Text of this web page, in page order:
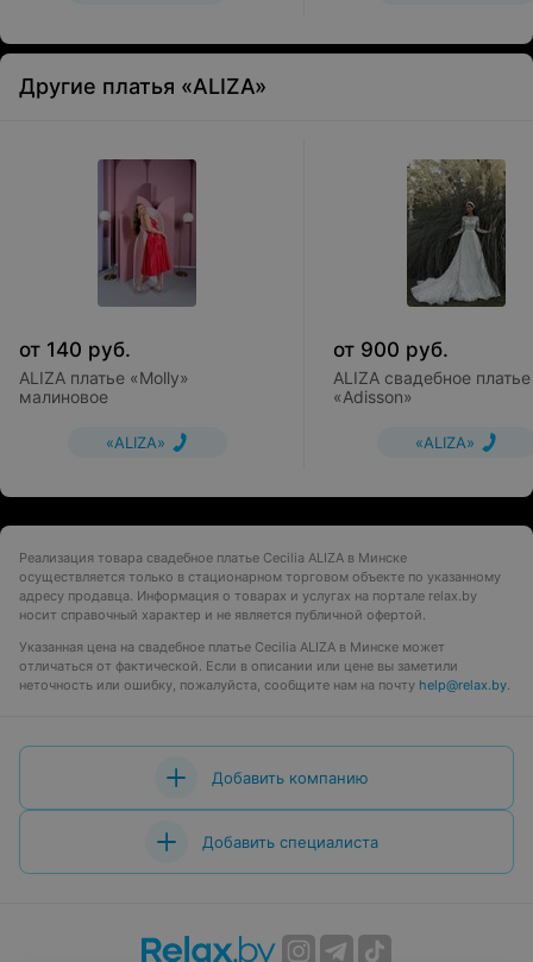
Другие платья «ALIZA»
от 140 руб.
ALIZA платье «Molly»
малиновое
«ALIZA»
от 900 руб.
ALIZA свадебное платье
«Adisson»
«ALIZA»
Реализация товара свадебное платье Cecilia ALIZA в Минске
осуществляется только в стационарном торговом объекте по указанному
адресу продавца. Информация о товарах и услугах на портале relax.by
носит справочный характер и не является публичной офертой.
Указанная цена на свадебное платье Cecilia ALIZA в Минске может
отличаться от фактической. Если в описании или цене вы заметили
неточность или ошибку, пожалуйста, сообщите нам на почту help@relax.by.
Добавить компанию
Добавить специалиста